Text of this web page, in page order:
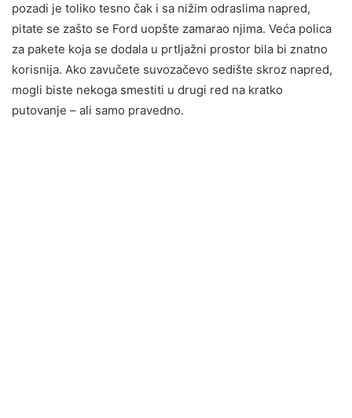
pozadi je toliko tesno čak i sa nižim odraslima napred,
pitate se zašto se Ford uopšte zamarao njima. Veća polica
za pakete koja se dodala u prtljažni prostor bila bi znatno
korisnija. Ako zavučete suvozačevo sedište skroz napred,
mogli biste nekoga smestiti u drugi red na kratko
putovanje – ali samo pravedno.